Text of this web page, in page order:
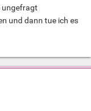
ungefragt
und dann tue ich es